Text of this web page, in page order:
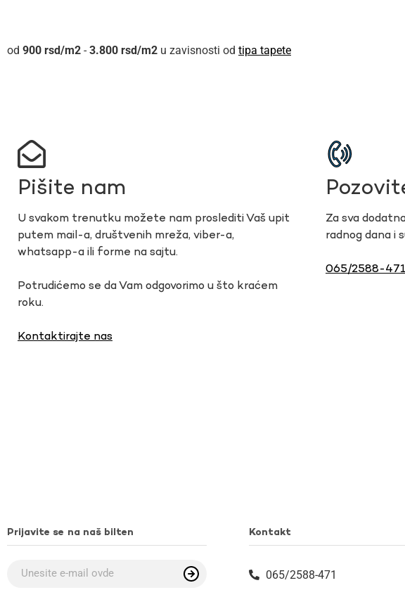
900 rsd - 3.800 rsd u zavisnosti od tipa tapete
Pišite nam
U svakom trenutku možete nam proslediti Vaš upit
putem mail-a, društvenih mreža, viber-a,
whatsapp-a ili forme na sajtu.
Potrudićemo se da Vam odgovorimo u što kraćem
roku.
Kontaktirajte nas
Za sva
radnog dana i
065/2588-471
Prijavite se na naš bilten Kontakt
065/2588-471